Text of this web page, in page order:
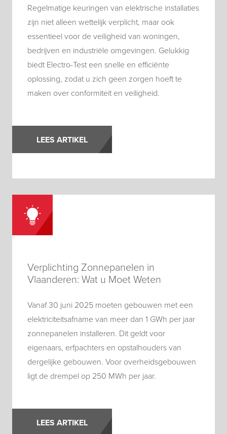
Regelmatige keuringen van elektrische installaties
zijn niet alleen wettelijk verplicht, maar ook
essentieel voor de veiligheid van woningen,
bedrijven en industriële omgevingen. Gelukkig
biedt Electro-Test een snelle en efficiënte
oplossing, zodat u zich geen zorgen hoeft te
maken over conformiteit en veiligheid.
LEES ARTIKEL
Verplichting Zonnepanelen in
Vlaanderen: Wat u Moet Weten
Vanaf 30 juni 2025 moeten gebouwen met een
elektriciteitsafname van meer dan 1 GWh per jaar
zonnepanelen installeren. Dit geldt voor
eigenaars, erfpachters en opstalhouders van
dergelijke gebouwen. Voor overheidsgebouwen
ligt de drempel op 250 MWh per jaar.
LEES ARTIKEL